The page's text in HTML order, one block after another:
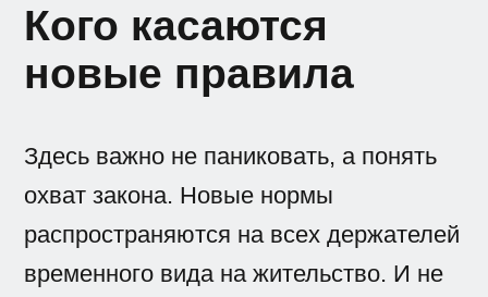
Кого касаются
новые правила
Здесь важно не паниковать, а понять
охват закона. Новые нормы
распространяются на всех держателей
временного вида на жительство. И не